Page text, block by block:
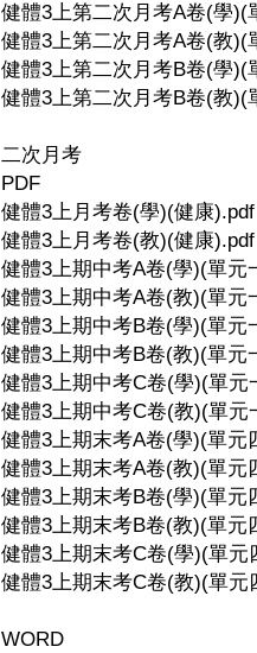
健體3上第二次月考A卷(學)(
健體3上第二次月考A卷(教)(
健體3上第二次月考B卷(學)(
健體3上第二次月考B卷(教)(
二次月考
PDF
健體3上月考卷(學)(健康).pdf
健體3上月考卷(教)(健康).pdf
健體3上期中考A卷(學)(單元
健體3上期中考A卷(教)(單元
健體3上期中考B卷(學)(單元
健體3上期中考B卷(教)(單元
健體3上期中考C卷(學)(單元
健體3上期中考C卷(教)(單元
健體3上期末考A卷(學)(單元
健體3上期末考A卷(教)(單元
健體3上期末考B卷(學)(單元
健體3上期末考B卷(教)(單元
健體3上期末考C卷(學)(單元
健體3上期末考C卷(教)(單元
WORD